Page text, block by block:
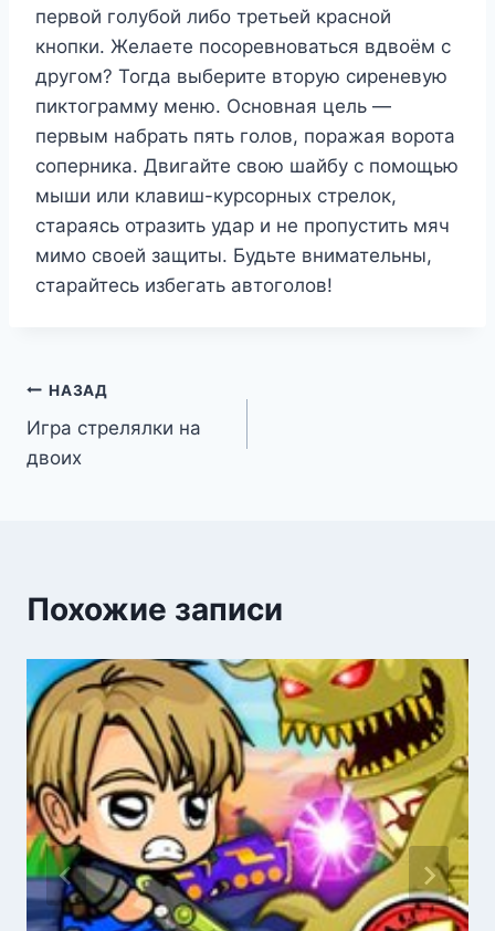
первой голубой либо третьей красной
кнопки. Желаете посоревноваться вдвоём с
другом? Тогда выберите вторую сиреневую
пиктограмму меню. Основная цель —
первым набрать пять голов, поражая ворота
соперника. Двигайте свою шайбу с помощью
мыши или клавиш-курсорных стрелок,
стараясь отразить удар и не пропустить мяч
мимо своей защиты. Будьте внимательны,
старайтесь избегать автоголов!
Навигация
по
НАЗАД
Игра стрелялки на
двоих
Похожие записи